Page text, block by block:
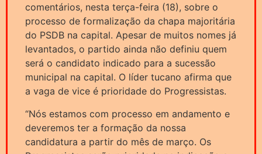
comentários, nesta terça-feira (18), sobre o
processo de formalização da chapa majoritária
do PSDB na capital. Apesar de muitos nomes já
levantados, o partido ainda não definiu quem
será o candidato indicado para a sucessão
municipal na capital. O líder tucano afirma que
a vaga de vice é prioridade do Progressistas.
“Nós estamos com processo em andamento e
deveremos ter a formação da nossa
candidatura a partir do mês de março. Os